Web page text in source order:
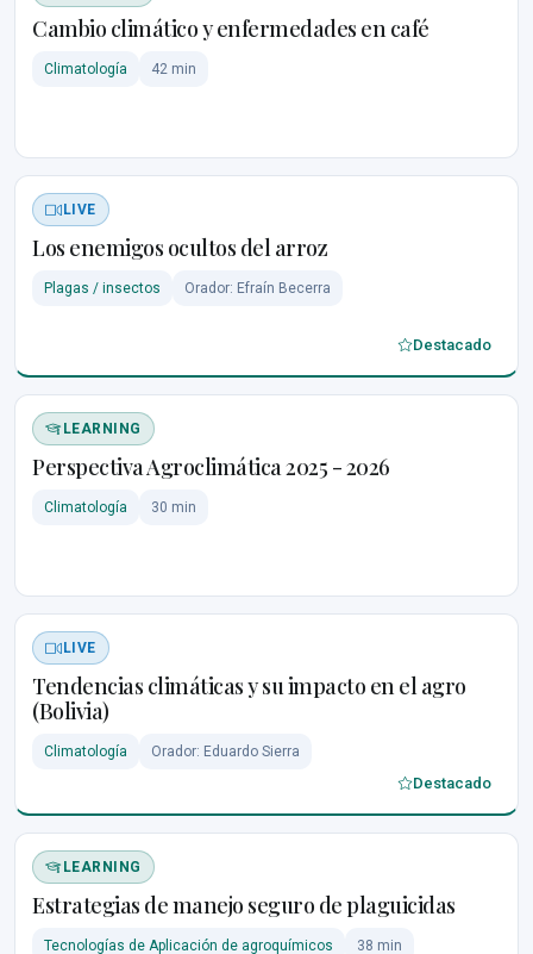
Cambio climático y enfermedades en café
Climatología 42 min
LIVE
Los enemigos ocultos del arroz
Plagas / insectos Orador: Efraín Becerra
Destacado
LEARNING
Perspectiva Agroclimática 2025 - 2026
Climatología 30 min
LIVE
Tendencias climáticas y su impacto en el agro
(Bolivia)
Climatología Orador: Eduardo Sierra
Destacado
LEARNING
Estrategias de manejo seguro de plaguicidas
Tecnologías de Aplicación de agroquímicos 38 min